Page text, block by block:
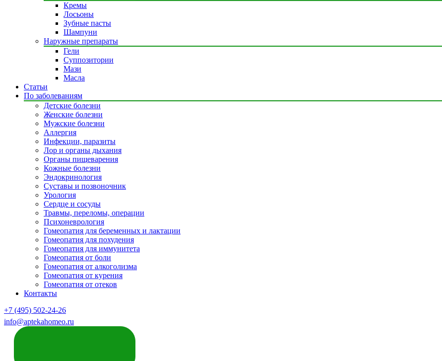
Кремы
Лосьоны
Зубные пасты
Шампуни
Наружные препараты
Гели
Суппозитории
Мази
Масла
Статьи
По заболеваниям
Детские болезни
Женские болезни
Мужские болезни
Аллергия
Инфекции, паразиты
Лор и органы дыхания
Органы пищеварения
Кожные болезни
Эндокринология
Суставы и позвоночник
Урология
Сердце и сосуды
Травмы, переломы, операции
Психоневрология
Гомеопатия для беременных и лактации
Гомеопатия для похудения
Гомеопатия для иммунитета
Гомеопатия от боли
Гомеопатия от алкоголизма
Гомеопатия от курения
Гомеопатия от отеков
Контакты
+7 (495) 502-24-26
info@aptekahomeo.ru